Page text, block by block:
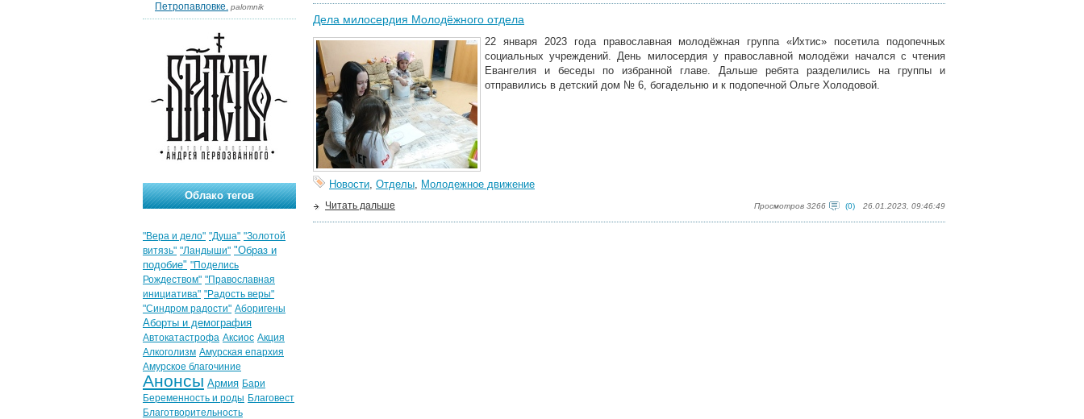
Дела милосердия Молодёжного отдела
22 января 2023 года православная молодёжная группа «Ихтис» посетила подопечных
социальных учреждений. День милосердия у православной молодёжи начался с чтения
Евангелия и беседы по избранной главе. Дальше ребята разделились на группы и
отправились в детский дом № 6, богадельню и к подопечной Ольге Холодовой.
Новости, Отделы, Молодежное движение
Просмотров 3266 (0) 26.01.2023, 09:46:49
Читать дальше
Петропавловке. palomnik
Облако тегов
"Вера и дело" "Душа" "Золотой
витязь" "Ландыши" "Образ и
подобие" "Поделись
Рождеством" "Православная
инициатива" "Радость веры"
"Синдром радости" Аборигены
Аборты и демография
Автокатастрофа Аксиос Акция
Алкоголизм Амурская епархия
Амурское благочиние
Анонсы Армия Бари
Беременность и роды Благовест
Благотворительность